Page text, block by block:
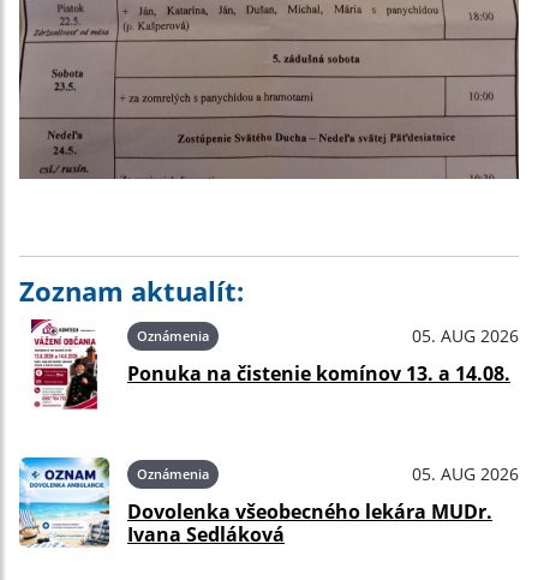
Zoznam aktualít:
Oznámenia 05. AUG 2026
Ponuka na čistenie komínov 13. a 14.08.
Oznámenia 05. AUG 2026
Dovolenka všeobecného lekára MUDr.
Ivana Sedláková